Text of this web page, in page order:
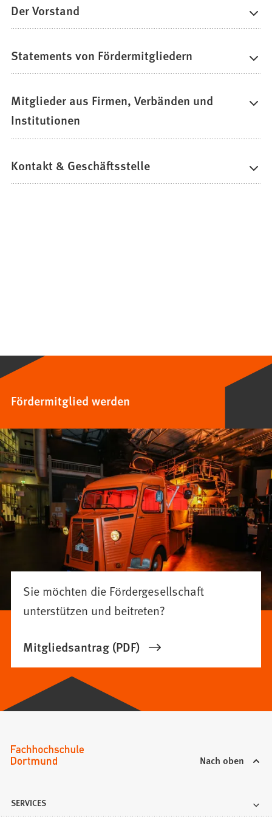
Der Vorstand
Statements von Fördermitgliedern
Mitglieder aus Firmen, Verbänden und
Institutionen
Kontakt & Geschäftsstelle
Fördermitglied werden
Sie möchten die Fördergesellschaft
unterstützen und beitreten?
Mitgliedsantrag (PDF)
Nach oben
SERVICES